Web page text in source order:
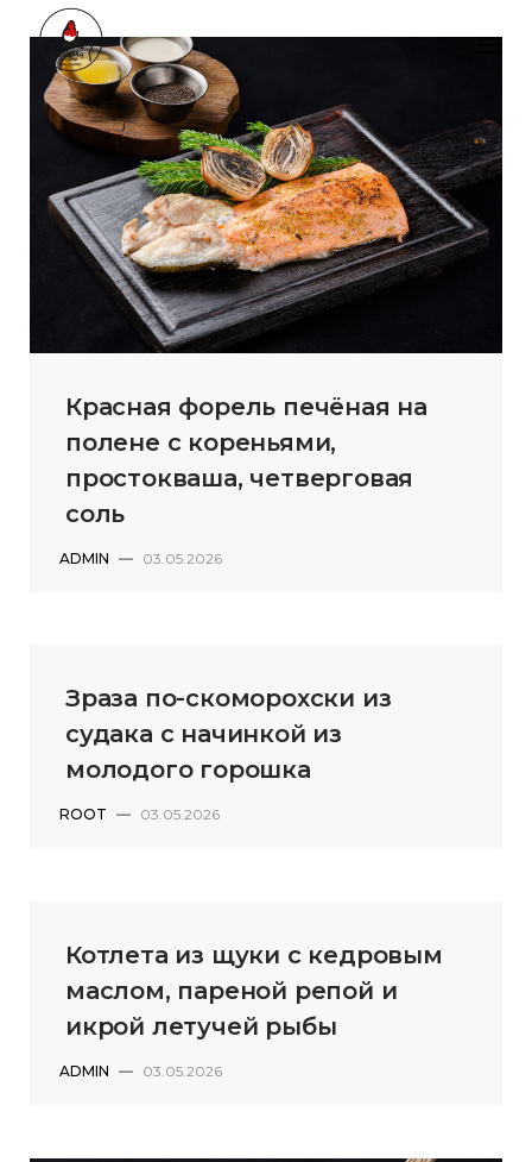
content
Забронировать банкет
VKontakte
Telegram
Красная форель печёная на
полене с кореньями,
простокваша, четверговая
соль
ADMIN — 03.05.2026
Зраза по-скоморохски из
судака с начинкой из
молодого горошка
ROOT — 03.05.2026
Котлета из щуки с кедровым
маслом, пареной репой и
икрой летучей рыбы
ADMIN — 03.05.2026